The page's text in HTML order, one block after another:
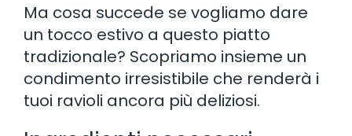
Ma cosa succede se vogliamo dare
un tocco estivo a questo piatto
tradizionale? Scopriamo insieme un
condimento irresistibile che renderà i
tuoi ravioli ancora più deliziosi.